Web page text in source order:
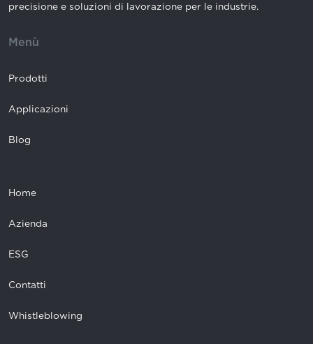
precisione e soluzioni di lavorazione per le industrie.
Menù
Prodotti
Applicazioni
Blog
Home
Azienda
ESG
Contatti
Whistleblowing